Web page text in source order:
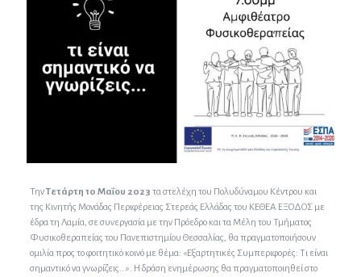
ΤηνΤετάρτη 10 Μαΐου 2023 τα στελέχη του Πολυδύναμου Κέντρου και
της Κινητής Μονάδας Περιφέρειας Στερεάς Ελλάδας του ΚΕΘΕΑ ΕΞΟΔΟΣ με
έδρα τη Λαμία, σε συνεργασία με την Πρόεδρο και τα Μέλη του Τμήματος
Φυσικοθεραπείας του Πανεπιστημίου Θεσσαλίας, θα πραγματοποιήσουν
ομιλία προς το φοιτητικό κοινό με θέμα: «Εξαρτητικές Συμπεριφορές: Τι είναι
σημαντικό να γνωρίζεις…». Η δράση ενημέρωσης θα πραγματοποιηθεί στο